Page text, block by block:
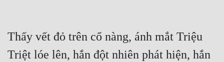
Thấy vết đỏ trên cổ nàng, ánh mắt Triệu
Triệt lóe lên, hắn đột nhiên phát hiện, hắn